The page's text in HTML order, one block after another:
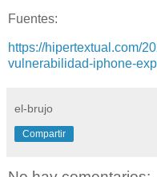
Fuentes:
https://hipertextual.com/
vulnerabilidad-iphone-
el-brujo
Compartir